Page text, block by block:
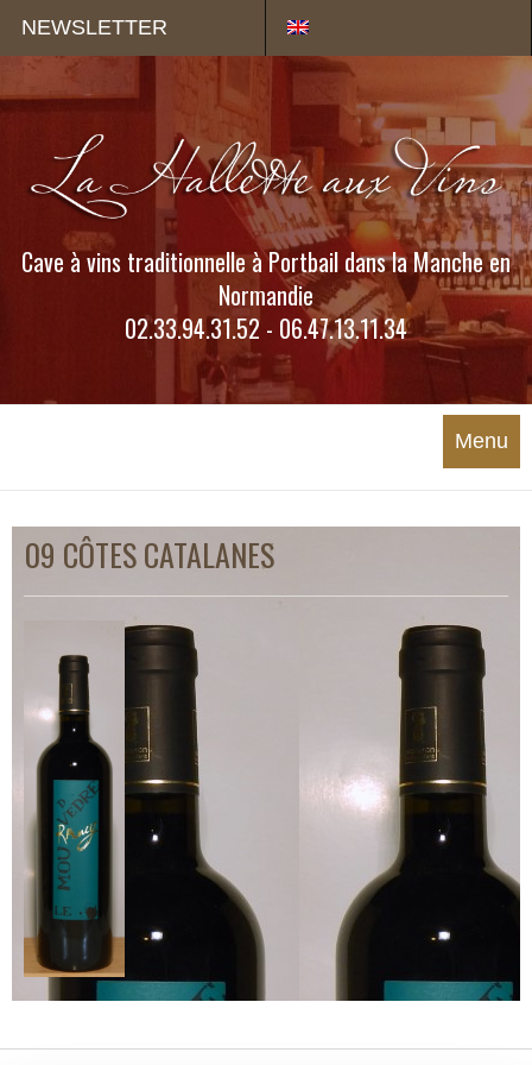
NEWSLETTER
Cave à vins traditionnelle à Portbail dans la Manche en
Normandie
02.33.94.31.52 - 06.47.13.11.34
Menu
09 CÔTES CATALANES
Panneau de gestion des cookies